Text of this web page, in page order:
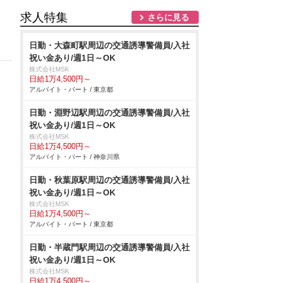
求人特集 さらに見る
日勤・大森町駅周辺の交通誘導警備員/入社
祝い金あり/週1日～OK
株式会社MSK
日給1万4,500円～
アルバイト・パート / 東京都
日勤・淵野辺駅周辺の交通誘導警備員/入社
祝い金あり/週1日～OK
株式会社MSK
日給1万4,500円～
アルバイト・パート / 神奈川県
日勤・秋葉原駅周辺の交通誘導警備員/入社
祝い金あり/週1日～OK
株式会社MSK
日給1万4,500円～
アルバイト・パート / 東京都
日勤・半蔵門駅周辺の交通誘導警備員/入社
祝い金あり/週1日～OK
株式会社MSK
日給1万4,500円～